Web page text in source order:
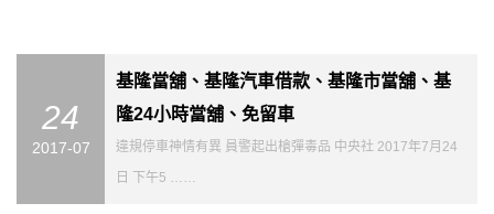
24
2017-07
基隆當舖、基隆汽車借款、基隆市當舖、基
隆24小時當舖、免留車
違規停車神情有異 員警起出槍彈毒品 中央社 2017年7月24
日 下午5 ……